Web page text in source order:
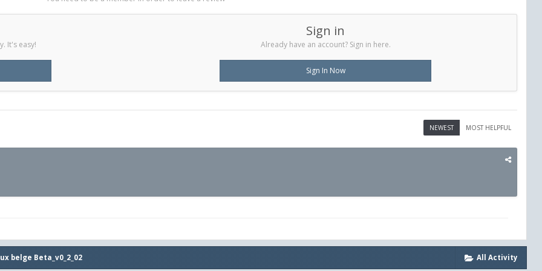
It's easy!
Sign in
Already have an account? Sign in here.
Sign In Now
MOST HELPFUL
NEWEST
All Activity
belge Beta_v0_2_02